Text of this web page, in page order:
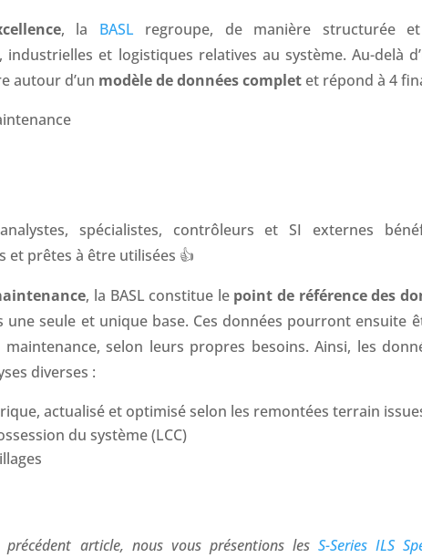
, la BASL regroupe, de manière structurée
et logistiques relatives au système. Au-delà
autour d’un modèle de données completet répond à 4
spécialistes, contrôleurs et SI externes
et prêtes à être utilisées 👍
, la BASL constitue le point de référence des
une seule et unique base. Ces données pourront ensuite
selon leurs propres besoins. Ainsi, les
diverses :
actualisé et optimisé selon les remontées terrain
du système (LCC)
article, nous vous présentions les S-Series ILS